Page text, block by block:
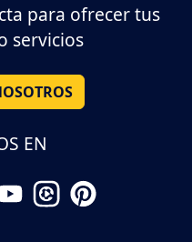
para ofrecer tus
servicios
EN